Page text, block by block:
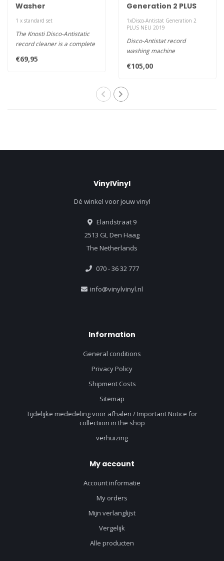
Washer
1 x standard set
The Knosti Disco-Antistatic
record cleaner is a complete
€69,95
Generation 2 PLUS
NEU 2019
1xDisco-Antistat Generation 2
PLUS NEU 2019
Disco-Antistat record
washing machine
€105,00
VinylVinyl
Dé winkel voor jouw vinyl
Elandstraat 9
2513 GL Den Haag
The Netherlands
070 - 36 32 777
info@vinylvinyl.nl
Information
General conditions
Privacy Policy
Shipment Costs
Sitemap
Tijdelijke mededeling voor afhalen / Important Notice for
collectiion in the shop
verhuizing
My account
Account informatie
My orders
Mijn verlanglijst
Vergelijk
Alle producten